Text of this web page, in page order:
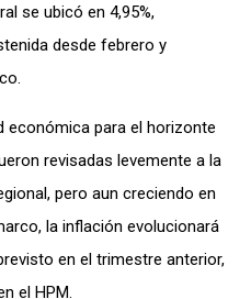
se ubicó en 4,95%,
desde febrero y
económica para el horizonte
revisadas levemente a la
pero aun creciendo en
la inflación evolucionará
en el trimestre anterior,
el HPM.